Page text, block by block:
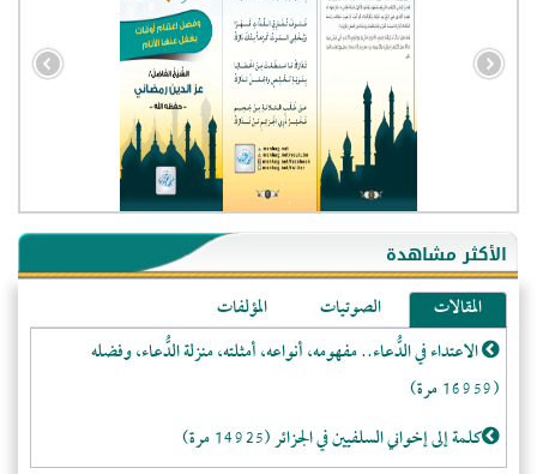
الأكثر مشاهدة
المقالات الصوتيات
المؤلفات
الاعتداء في الدُّعاء.. مفهومه، أنواعه، أمثلته، منزلة الدُّعاء، وفضله
(16959 مرة)
كلمة إلى إخواني السلفيين في الجزائر (14925 مرة)
- الولايات المتحدة (72267)
- فيتنام (21500)
-غير معروف (21135)
- الصين (10601)
- كندا (10255)
- فرنسا (9109)
- المملكة المتحدة (5500)